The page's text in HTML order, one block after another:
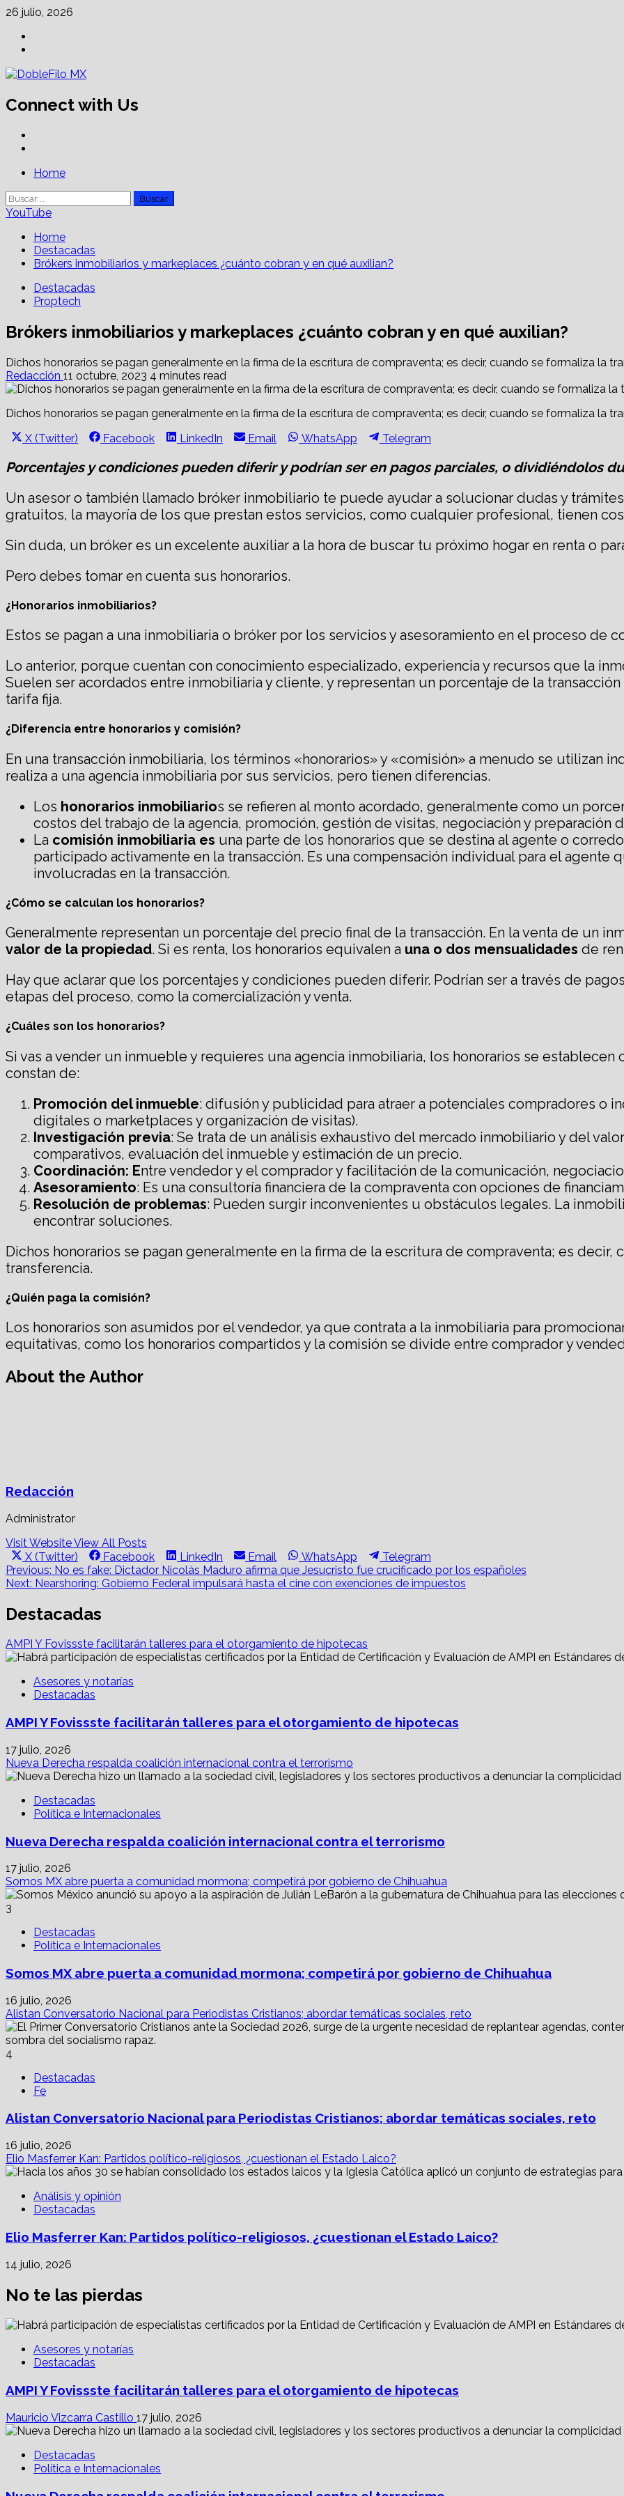
Skip
content
26 julio, 2026
Connect with Us
PrimaryHome
Buscar:
YouTube
Home
Destacadas
Brókers inmobiliarios y markeplaces ¿cuánto cobran y en qué auxilian?
Destacadas
Proptech
Brókers inmobiliarios y markeplaces ¿cuánto cobran y en qué auxilian?
Dichos honorarios se pagan generalmente en la firma de la escritura de compraventa; es decir, cuando se formaliza la
Redacción 11 octubre, 2023 4 minutes read
Dichos honorarios se pagan generalmente en la firma de la escritura de compraventa; es decir, cuando se formaliza la
Share
X (Twitter)
Share
Facebook
Share
LinkedIn
Share
Email
Share
WhatsApp
Share
Telegram
Porcentajes y condiciones pueden diferir y podrían ser en pagos parciales, o dividiéndolos
Un asesor o también llamado bróker inmobiliario te puede ayudar a solucionar dudas y
gratuitos, la mayoría de los que prestan estos servicios, como cualquier profesional, tienen
Sin duda, un bróker es un excelente auxiliar a la hora de buscar tu próximo hogar en renta o
Pero debes tomar en cuenta sus honorarios.
¿Honorarios inmobiliarios?
Estos se pagan a una inmobiliaria o bróker por los servicios y asesoramiento en el proceso de
Lo anterior, porque cuentan con conocimiento especializado, experiencia y recursos que la
Suelen ser acordados entre inmobiliaria y cliente, y representan un porcentaje de la
tarifa fija.
¿Diferencia entre honorarios y comisión?
En una transacción inmobiliaria, los términos «honorarios» y «comisión» a menudo se utilizan
realiza a una agencia inmobiliaria por sus servicios, pero tienen diferencias.
Los honorarios inmobiliarios se refieren al monto acordado, generalmente como un
costos del trabajo de la agencia, promoción, gestión de visitas, negociación y preparación
La comisión inmobiliaria es una parte de los honorarios que se destina al agente o
participado activamente en la transacción. Es una compensación individual para el agente
involucradas en la transacción.
¿Cómo se calculan los honorarios?
Generalmente representan un porcentaje del precio final de la transacción. En la venta de un
valor de la propiedad. Si es renta, los honorarios equivalen a una o dos mensualidades de
Hay que aclarar que los porcentajes y condiciones pueden diferir. Podrían ser a través de
etapas del proceso, como la comercialización y venta.
¿Cuáles son los honorarios?
Si vas a vender un inmueble y requieres una agencia inmobiliaria, los honorarios se
constan de:
Promoción del inmueble: difusión y publicidad para atraer a potenciales compradores o
digitales o marketplaces y organización de visitas).
Investigación previa: Se trata de un análisis exhaustivo del mercado inmobiliario y del
comparativos, evaluación del inmueble y estimación de un precio.
Coordinación: Entre vendedor y el comprador y facilitación de la comunicación,
Asesoramiento: Es una consultoría financiera de la compraventa con opciones de
Resolución de problemas: Pueden surgir inconvenientes u obstáculos legales. La
encontrar soluciones.
Dichos honorarios se pagan generalmente en la firma de la escritura de compraventa; es decir,
transferencia.
¿Quién paga la comisión?
Los honorarios son asumidos por el vendedor, ya que contrata a la inmobiliaria para
equitativas, como los honorarios compartidos y la comisión se divide entre comprador y
About the Author
Redacción
Administrator
Visit WebsiteView All Posts
Share
on
X (Twitter)
Share
on
Facebook
Share
on
LinkedIn
Share
on
Email
Share
on
WhatsApp
Share
on
Telegram
Post
navigation
Previous: No es fake: Dictador Nicolás Maduro afirma que Jesucristo fue crucificado por los españoles
Next: Nearshoring: Gobierno Federal impulsará hasta el cine con exenciones de impuestos
Destacadas
AMPI Y Fovissste facilitarán talleres para el otorgamiento de hipotecas
Asesores y notarías
Destacadas
AMPI Y Fovissste facilitarán talleres para el otorgamiento de hipotecas
17 julio, 2026
Nueva Derecha respalda coalición internacional contra el terrorismo
Destacadas
Política e Internacionales
Nueva Derecha respalda coalición internacional contra el terrorismo
17 julio, 2026
Somos MX abre puerta a comunidad mormona; competirá por gobierno de Chihuahua
3
Destacadas
Política e Internacionales
Somos MX abre puerta a comunidad mormona; competirá por gobierno de Chihuahua
16 julio, 2026
Alistan Conversatorio Nacional para Periodistas Cristianos; abordar temáticas sociales, reto
4
Destacadas
Fe
Alistan Conversatorio Nacional para Periodistas Cristianos; abordar temáticas sociales, reto
16 julio, 2026
Elio Masferrer Kan: Partidos político-religiosos, ¿cuestionan el Estado Laico?
Análisis y opinión
Destacadas
Elio Masferrer Kan: Partidos político-religiosos, ¿cuestionan el Estado Laico?
14 julio, 2026
No te las pierdas
Asesores y notarías
Destacadas
AMPI Y Fovissste facilitarán talleres para el otorgamiento de hipotecas
Mauricio Vizcarra Castillo 17 julio, 2026
Destacadas
Política e Internacionales